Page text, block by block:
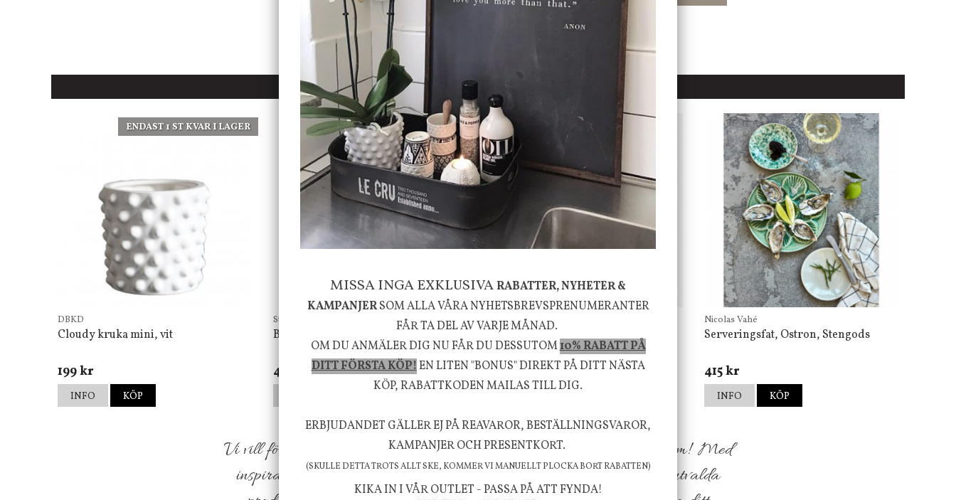
DU KANSKE OCKSÅ ÄR INTRESSERAD AV
ENDAST 1 ST KVAR I LAGER
DBKD
Cloudy kruka mini, vit
199 kr
INFO KÖP
Star Trading
Bordslampa Mushroom vit, Utomhus
499 kr
House Doctor
Skål, Hands marmor
635 kr 795 kr
-20%
Nicolas Vahé
Serveringsfat, Ostron, Stengods
415 kr
INFO KÖP
Vi vill förmedla känsla, upplevelse och välbefinnande för dig och ditt hem! Med
inspiration från naturen och dess färgpalett erbjuder vi omsorgsfullt utvalda
MISSA INGA EXKLUSIVARABATTER, NYHETER &
KAMPANJERSOM ALLA VÅRA NYHETSBREVSPRENUMERANTER
FÅR TA DEL AV VARJE MÅNAD.
OM DU ANMÄLER DIG NU FÅR DU DESSUTOM10% RABATT PÅ
DITT FÖRSTA KÖP!EN LITEN "BONUS" DIREKT PÅ DITT NÄSTA
KÖP, RABATTKODEN MAILAS TILL DIG.
ERBJUDANDET GÄLLER EJ PÅ REAVAROR, BESTÄLLNINGSVAROR,
KAMPANJER OCH PRESENTKORT.
(SKULLE DETTA TROTS ALLT SKE, KOMMER VI MANUELLT PLOCKA BORT RABATTEN)
KIKA IN I VÅR OUTLET - PASSA PÅ ATT FYNDA!